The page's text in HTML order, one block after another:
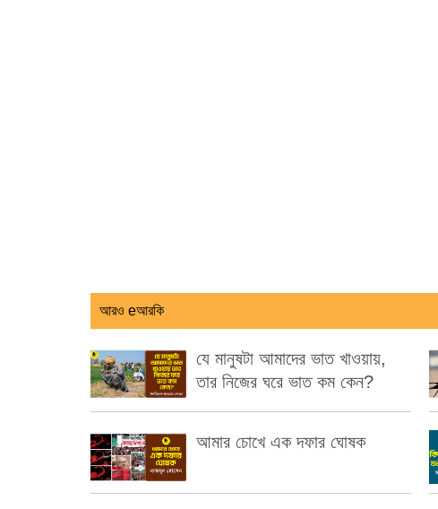
আরও eআরকি
যে মানুষটা আমাদের ভাত খাওয়ায়,
তার নিজের ঘরে ভাত কম কেন?
আমার চোখে এক দফার ঘোষক